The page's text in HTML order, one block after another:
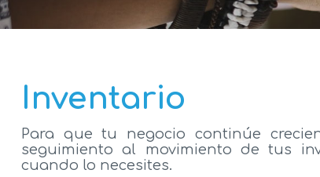
Inventario
Para que tu negocio continúe
seguimiento al movimiento de tus
cuando lo necesites.